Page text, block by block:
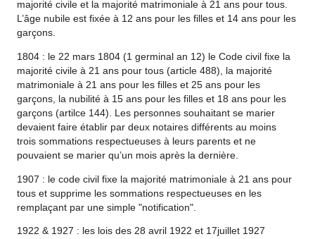
majorité civile et la majorité matrimoniale à 21 ans pour tous.
L’âge nubile est fixée à 12 ans pour les filles et 14 ans pour les
garçons.
1804 : le 22 mars 1804 (1 germinal an 12) le Code civil fixe la
majorité civile à 21 ans pour tous (article 488), la majorité
matrimoniale à 21 ans pour les filles et 25 ans pour les
garçons, la nubilité à 15 ans pour les filles et 18 ans pour les
garçons (artilce 144). Les personnes souhaitant se marier
devaient faire établir par deux notaires différents au moins
trois sommations respectueuses à leurs parents et ne
pouvaient se marier qu’un mois après la dernière.
1907 : le code civil fixe la majorité matrimoniale à 21 ans pour
tous et supprime les sommations respectueuses en les
remplaçant par une simple "notification".
1922 & 1927 : les lois des 28 avril 1922 et 17juillet 1927